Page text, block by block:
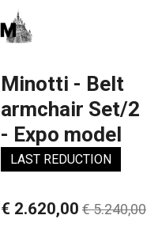
Minotti - Belt
armchair Set/2
- Expo model
LAST REDUCTION
€ 2.620,00 € 5.240,00